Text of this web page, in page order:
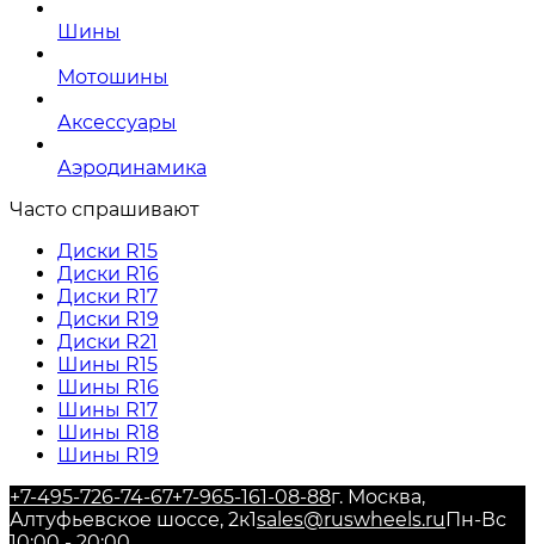
Шины
Мотошины
Аксессуары
Аэродинамика
Часто спрашивают
Диски R15
Диски R16
Диски R17
Диски R19
Диски R21
Шины R15
Шины R16
Шины R17
Шины R18
Шины R19
+7-495-726-74-67+7-965-161-08-88г. Москва,
Алтуфьевское шоссе, 2к1sales@ruswheels.ru Пн-Вс